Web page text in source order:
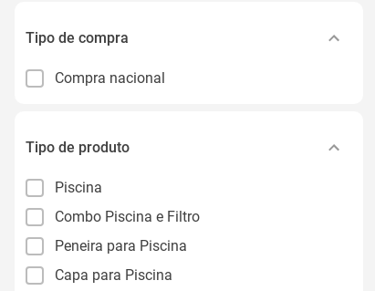
Tipo de compra
Compra nacional
Tipo de produto
Piscina
Combo Piscina e Filtro
Peneira para Piscina
Capa para Piscina